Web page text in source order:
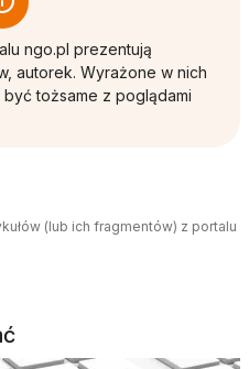
ngo.pl prezentują
autorek. Wyrażone w nich
tożsame z poglądami
(lub ich fragmentów) z portalu